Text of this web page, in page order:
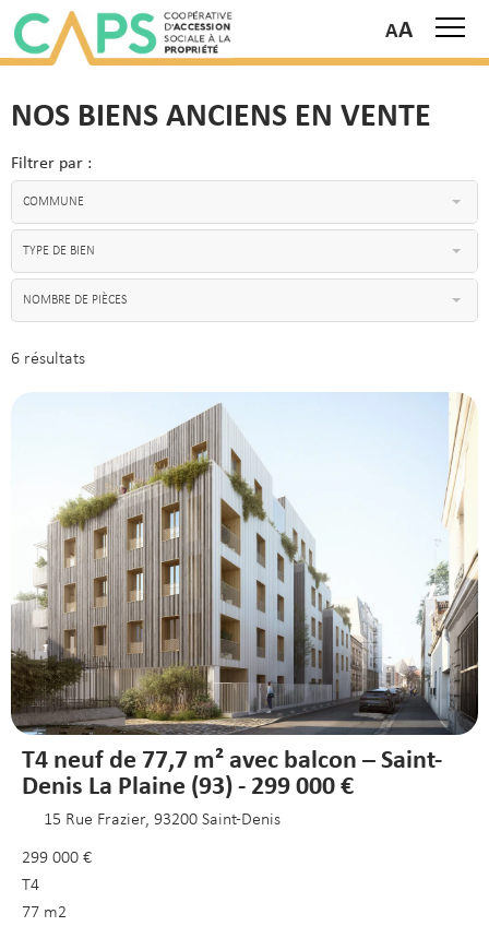
NOS BIENS ANCIENS EN VENTE
Filtrer par :
COMMUNE
TYPE DE BIEN
NOMBRE DE PIÈCES
6 résultats
T4 neuf de 77,7 m² avec balcon – Saint-
Denis La Plaine (93) - 299 000 €
15 Rue Frazier, 93200 Saint-Denis
299 000 €
T4
77 m2
A